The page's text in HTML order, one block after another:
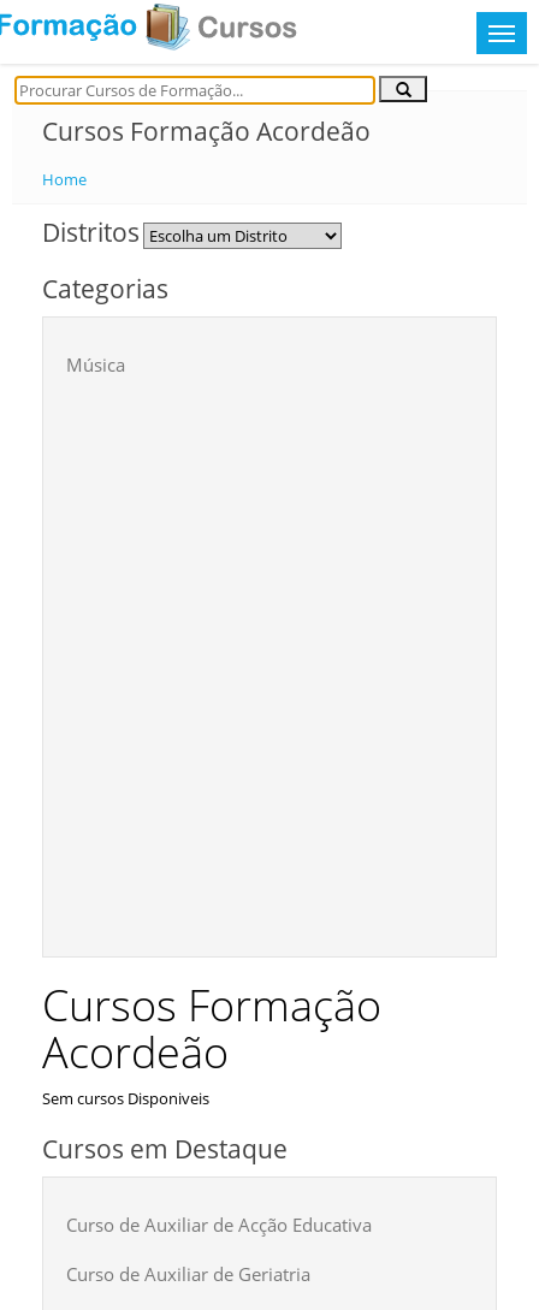
Cursos Formação Acordeão
Home
Distritos
Categorias
Música
Cursos Formação
Acordeão
Sem cursos Disponiveis
Cursos em Destaque
Curso de Auxiliar de Acção Educativa
Curso de Auxiliar de Geriatria